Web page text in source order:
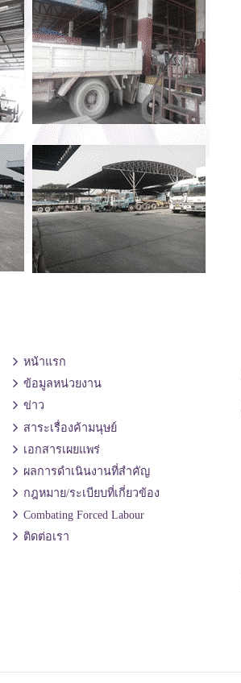
หน้าแรก
ข้อมูลหน่วยงาน
ข่าว
สาระเรื่องค้ามนุษย์
เอกสารเผยแพร่
ผลการดำเนินงานที่สำคัญ
กฎหมาย/ระเบียบที่เกี่ยวข้อง
Combating Forced Labour
ติดต่อเรา